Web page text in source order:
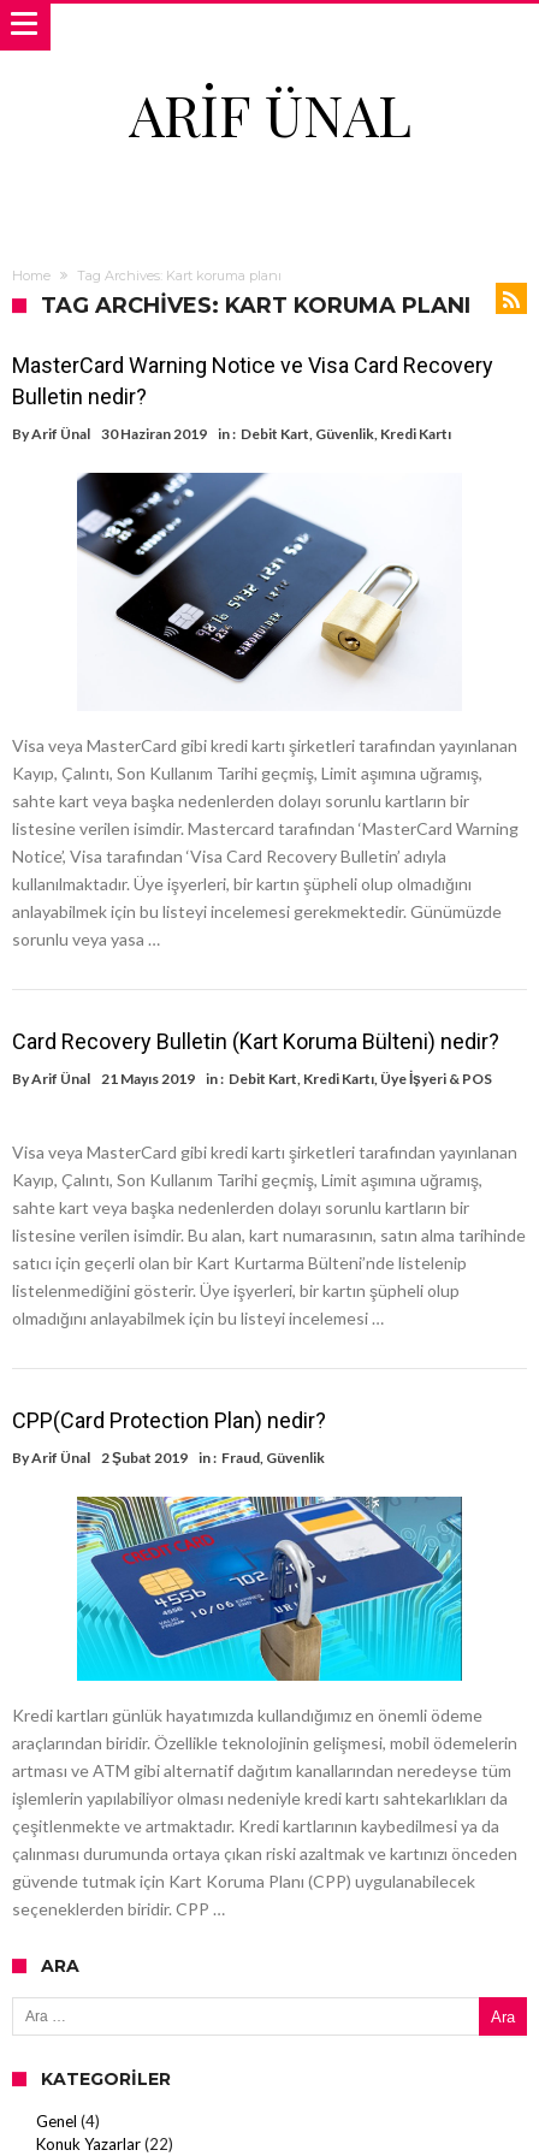
ARIF ÜNAL
Home Tag Archives: Kart koruma planı
TAG ARCHIVES: KART KORUMA PLANI
MasterCard Warning Notice ve Visa Card Recovery
Bulletin nedir?
ByArif Ünal 30 Haziran 2019 in : Debit Kart, Güvenlik, Kredi Kartı
Visa veya MasterCard gibi kredi kartı şirketleri tarafından yayınlanan
Kayıp, Çalıntı, Son Kullanım Tarihi geçmiş, Limit aşımına uğramış,
sahte kart veya başka nedenlerden dolayı sorunlu kartların bir
listesine verilen isimdir. Mastercard tarafından ‘MasterCard Warning
Notice’, Visa tarafından ‘Visa Card Recovery Bulletin’ adıyla
kullanılmaktadır. Üye işyerleri, bir kartın şüpheli olup olmadığını
anlayabilmek için bu listeyi incelemesi gerekmektedir. Günümüzde
sorunlu veya yasa …
Card Recovery Bulletin (Kart Koruma Bülteni) nedir?
ByArif Ünal 21 Mayıs 2019 in : Debit Kart, Kredi Kartı, Üye İşyeri & POS
Visa veya MasterCard gibi kredi kartı şirketleri tarafından yayınlanan
Kayıp, Çalıntı, Son Kullanım Tarihi geçmiş, Limit aşımına uğramış,
sahte kart veya başka nedenlerden dolayı sorunlu kartların bir
listesine verilen isimdir. Bu alan, kart numarasının, satın alma tarihinde
satıcı için geçerli olan bir Kart Kurtarma Bülteni’nde listelenip
listelenmediğini gösterir. Üye işyerleri, bir kartın şüpheli olup
olmadığını anlayabilmek için bu listeyi incelemesi …
CPP(Card Protection Plan) nedir?
ByArif Ünal 2 Şubat 2019 in : Fraud, Güvenlik
Kredi kartları günlük hayatımızda kullandığımız en önemli ödeme
araçlarından biridir. Özellikle teknolojinin gelişmesi, mobil ödemelerin
artması ve ATM gibi alternatif dağıtım kanallarından neredeyse tüm
işlemlerin yapılabiliyor olması nedeniyle kredi kartı sahtekarlıkları da
çeşitlenmekte ve artmaktadır. Kredi kartlarının kaybedilmesi ya da
çalınması durumunda ortaya çıkan riski azaltmak ve kartınızı önceden
güvende tutmak için Kart Koruma Planı (CPP) uygulanabilecek
seçeneklerden biridir. CPP …
ARA
Arama:
KATEGORILER
Genel (4)
Konuk Yazarlar(22)